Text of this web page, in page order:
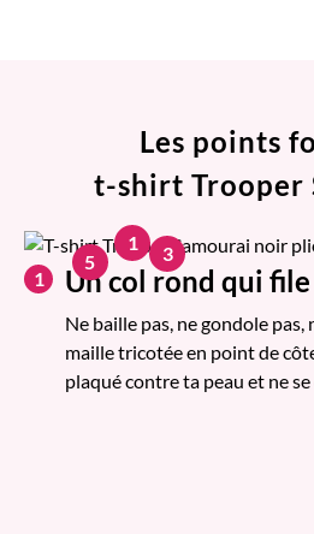
Les points
t-shirt Trooper
1 Un col rond qui
Ne baille pas, ne gondole pas,
maille tricotée en point de
plaqué contre ta peau et ne
1 3
5